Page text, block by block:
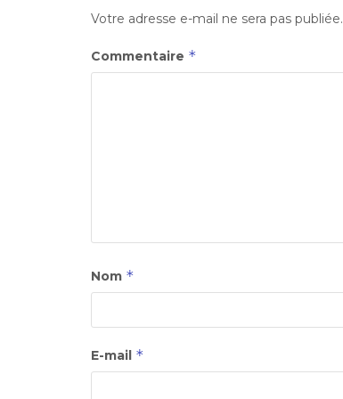
Votre adresse e-mail ne sera pas publiée.
Commentaire *
Nom *
E-mail *